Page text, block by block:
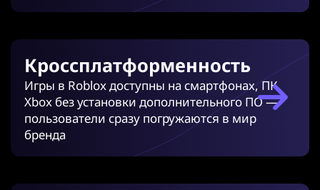
Кроссплатформенность
Игры в Roblox доступны на смартфонах, ПК,
Xbox без установки дополнительного ПО —
пользователи сразу погружаются в мир
бренда